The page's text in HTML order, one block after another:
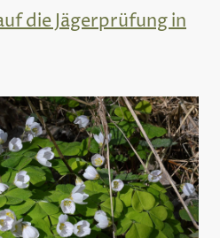
die Jägerprüfung in